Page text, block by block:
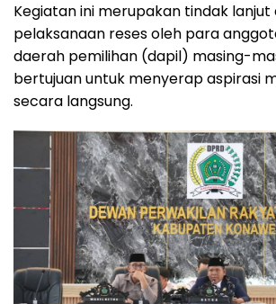
Kegiatan ini merupakan tindak lanjut
pelaksanaan reses oleh para
daerah pemilihan (dapil) masing-
bertujuan untuk menyerap aspirasi
secara langsung.